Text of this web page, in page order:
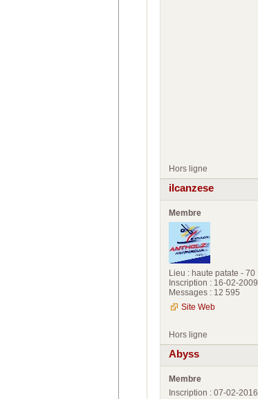
Hors ligne
ilcanzese
Membre
Lieu : haute patate - 70
Inscription : 16-02-2009
Messages : 12 595
Site Web
Hors ligne
Abyss
Membre
Inscription : 07-02-2016